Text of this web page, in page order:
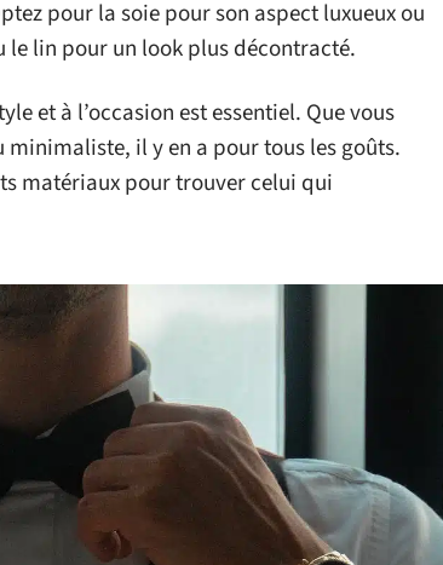
pour la soie pour son aspect luxueux ou
le lin pour un look plus décontracté.
et à l’occasion est essentiel. Que vous
il y en a pour tous les goûts.
matériaux pour trouver celui qui